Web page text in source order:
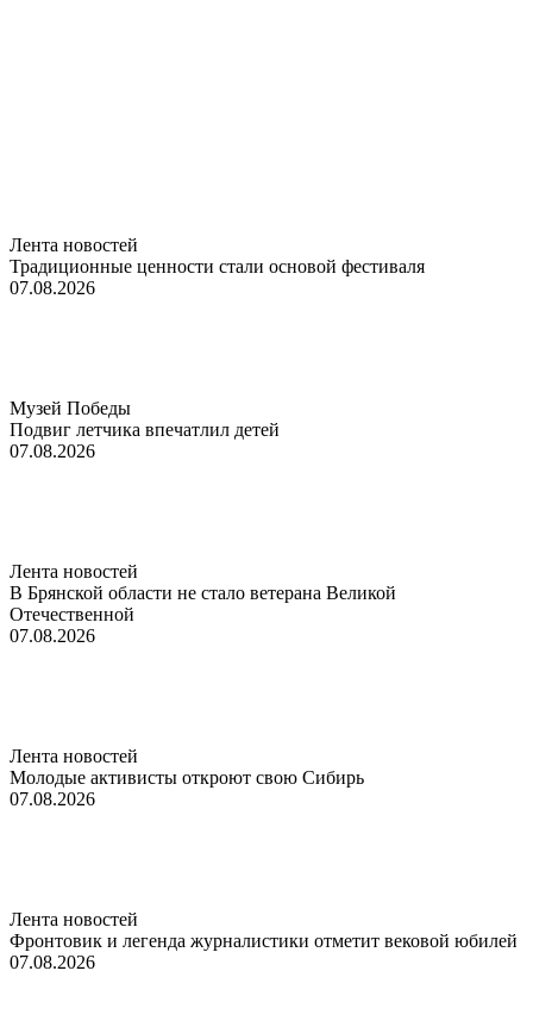
Лента новостей
Традиционные ценности стали основой фестиваля
07.08.2026
Музей Победы
Подвиг летчика впечатлил детей
07.08.2026
Лента новостей
В Брянской области не стало ветерана Великой
Отечественной
07.08.2026
Лента новостей
Молодые активисты откроют свою Сибирь
07.08.2026
Лента новостей
Фронтовик и легенда журналистики отметит вековой юбилей
07.08.2026